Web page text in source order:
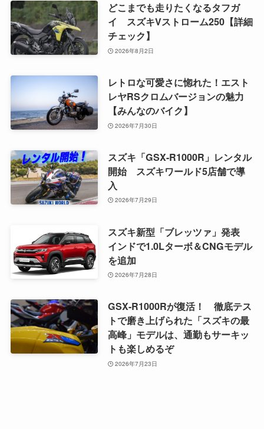
どこまでも走りたくなるタフガ
イ スズキVストローム250【詳細
チェック】
2026年8月2日
レトロな可愛さに惚れた！エスト
レヤRSクロムバージョンの魅力
【みんなのバイク】
2026年7月30日
スズキ「GSX-R1000R」レンタル
開始 スズキワールド5店舗で導
入
2026年7月29日
スズキ新型「ブレッツァ」発表
インドで1.0Lターボ＆CNGモデル
を追加
2026年7月28日
GSX-R1000Rが復活！ 徹底テス
トで磨き上げられた「スズキの最
高峰」モデルは、通勤もサーキッ
トも楽しめるぞ
2026年7月23日